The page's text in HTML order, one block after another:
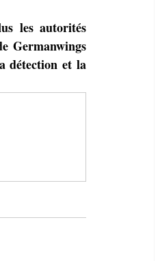
les autorités
Germanwings
détection et la